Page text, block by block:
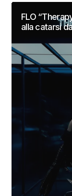
FLO
alla catarsi